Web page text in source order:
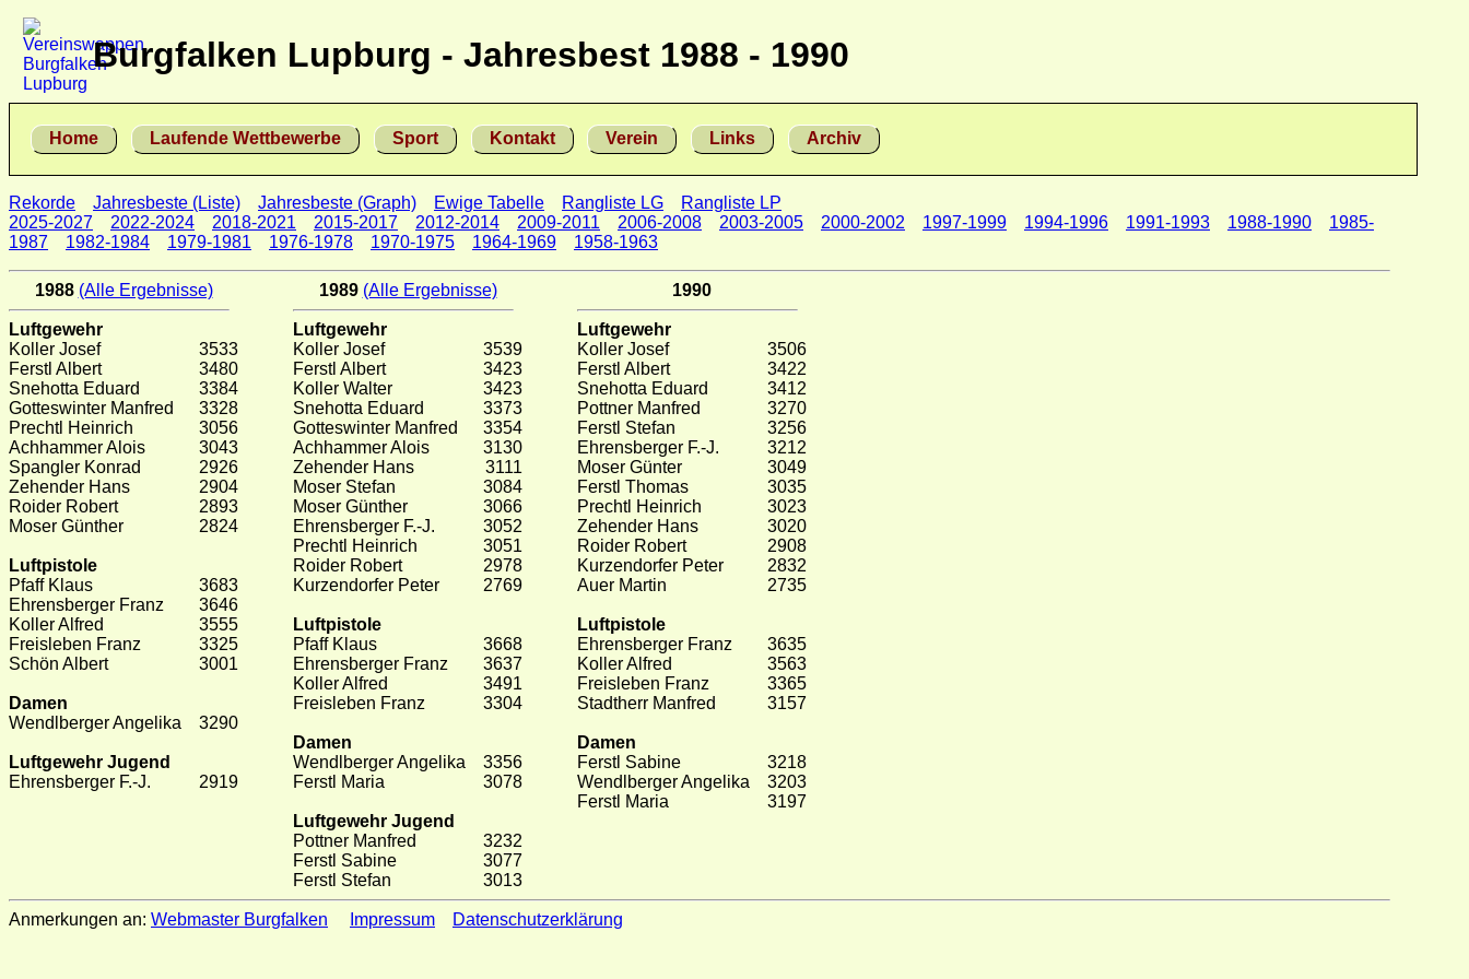
Burgfalken Lupburg - Jahresbest 1988 - 1990
Home Laufende Wettbewerbe Sport Kontakt Verein Links Archiv
Rekorde Jahresbeste (Liste) Jahresbeste (Graph) Ewige Tabelle Rangliste LG
Rangliste LP
2025-2027
2022-2024 2018-2021 2015-2017 2012-2014 2009-2011 2006-2008 2003-2005 2000-2002 1997-1999 1994-1996 1991-1993 1988-1990
1985-
1987
1982-1984 1979-1981 1976-1978 1970-1975 1964-1969 1958-1963
1988 (Alle Ergebnisse) 1989 (Alle Ergebnisse) 1990
Luftgewehr
Koller Josef
Ferstl Albert
Snehotta Eduard
Gotteswinter Manfred
Prechtl Heinrich
Achhammer Alois
Spangler Konrad
Zehender Hans
Roider Robert
Moser Günther
Luftpistole
Pfaff Klaus
Ehrensberger Franz
Koller Alfred
Freisleben Franz
Schön Albert
Damen
Wendlberger Angelika
Luftgewehr Jugend
Ehrensberger F.-J.
3533
3480
3384
3328
3056
3043
2926
2904
2893
2824
3683
3646
3555
3325
3001
3290
2919
Luftgewehr
Koller Josef
Ferstl Albert
Koller Walter
Snehotta Eduard
Gotteswinter Manfred
Achhammer Alois
Zehender Hans
Moser Stefan
Moser Günther
Ehrensberger F.-J.
Prechtl Heinrich
Roider Robert
Kurzendorfer Peter
Luftpistole
Pfaff Klaus
Ehrensberger Franz
Koller Alfred
Freisleben Franz
Damen
Wendlberger Angelika
Ferstl Maria
Luftgewehr Jugend
Pottner Manfred
Ferstl Sabine
Ferstl Stefan
3539
3423
3423
3373
3354
3130
3111
3084
3066
3052
3051
2978
2769
3668
3637
3491
3304
3356
3078
3232
3077
3013
Luftgewehr
Koller Josef
Ferstl Albert
Snehotta Eduard
Pottner Manfred
Ferstl Stefan
Ehrensberger F.-J.
Moser Günter
Ferstl Thomas
Prechtl Heinrich
Zehender Hans
Roider Robert
Kurzendorfer Peter
Auer Martin
Luftpistole
Ehrensberger Franz
Koller Alfred
Freisleben Franz
Stadtherr Manfred
Damen
Ferstl Sabine
Wendlberger Angelika
Ferstl Maria
3506
3422
3412
3270
3256
3212
3049
3035
3023
3020
2908
2832
2735
3635
3563
3365
3157
3218
3203
3197
Anmerkungen an: Webmaster Burgfalken Impressum Datenschutzerklärung